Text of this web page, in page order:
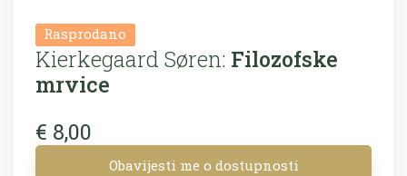
Rasprodano
Kierkegaard Søren: Filozofske
mrvice
€ 8,00
Obavijesti me o dostupnosti